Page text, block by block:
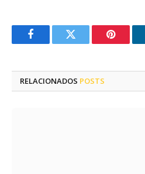
FacebookTwitter
RELACIONADOS POSTS